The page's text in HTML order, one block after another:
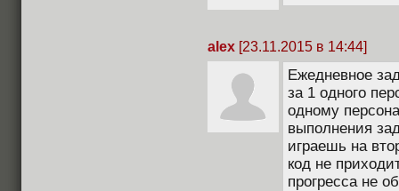
alex [23.11.2015 в 14:44]
Ежедневное
за 1 одного
одному
выполнения
играешь на
код не
прогресса не